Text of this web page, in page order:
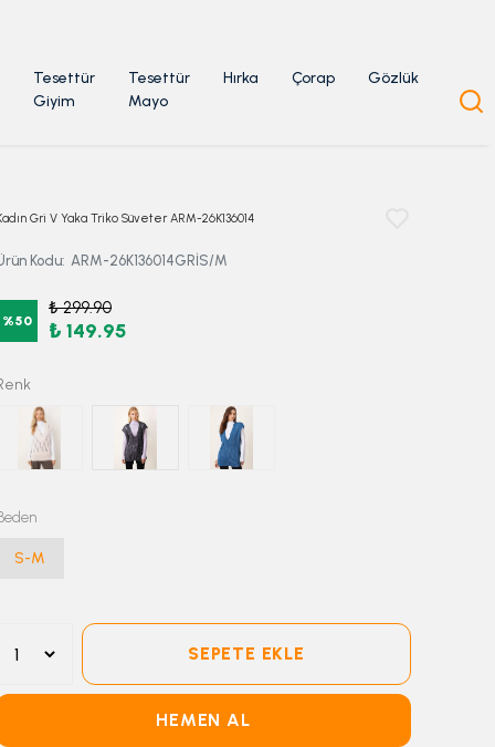
Tesettür
Giyim
Tesettür
Mayo
Hırka Çorap Gözlük
Gri V Yaka Triko Süveter ARM-26K136014
Kodu: ARM-26K136014GRİS/M
%50
₺ 299.90
₺ 149.95
S-M
SEPETE EKLE
HEMEN AL